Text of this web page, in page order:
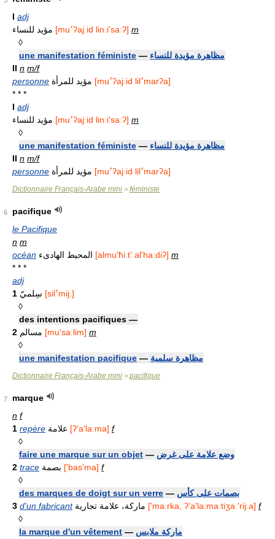
I adj
[mu׳ʔajːid linːi'saːʔ] m
◊
une manifestation féministe — مظاهرة مؤيدة للنساء
II n m/f
personne
[mu׳ʔajːid lil׳marʔa]
* * *
I adj
[mu׳ʔajːid linːi'saːʔ] m
◊
une manifestation féministe — مظاهرة مؤيدة للنساء
II n m/f
personne
[mu׳ʔajːid lil׳marʔa]
Dictionnaire Français-Arabe mini > féministe
6
pacifique
le Pacifique
n m
océan
[almu'ħiːtʼ al'haːdiʔ] m
* * *
adj
1
[sil׳mijː]
◊
des intentions pacifiques —
2
[mu'saːlim] m
◊
une manifestation pacifique — مظاهرة سلمية
Dictionnaire Français-Arabe mini > pacifique
7
marque
n f
1 repère [ʔʼa'laːma] f
◊
faire une marque sur un objet — وضع علامة على غرض
2 trace ['basʼma] f
◊
des marques de doigt sur un verre — بصمات على كأس
3 d'un fabricant ['maːrka, ʔʼa'laːma tiʒaː'rijːa] f
◊
la marque d'un vêtement — ماركة ملابس